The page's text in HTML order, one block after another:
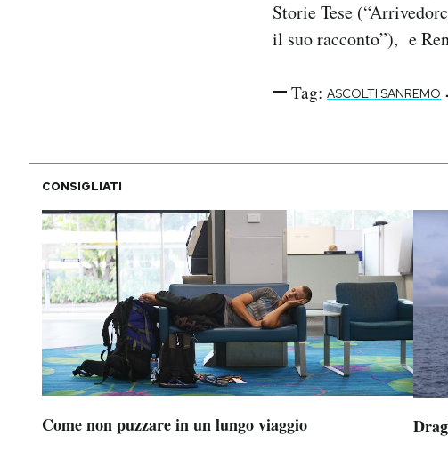
Storie Tese
il suo racconto”), e
Tag: ASCOLTI SANREMO
CONSIGLIATI
Come non puzzare in un lungo viaggio